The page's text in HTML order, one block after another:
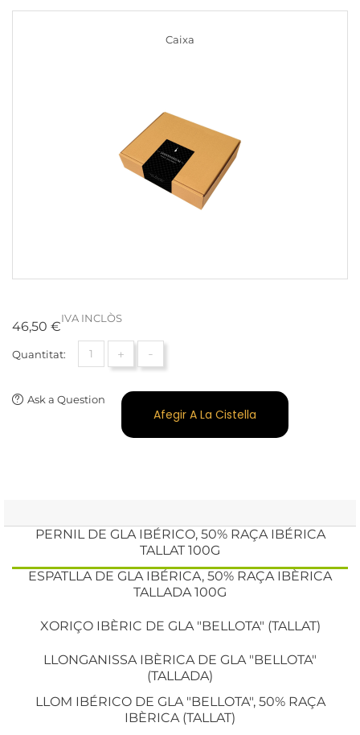
Caixa
46,50 €
IVA INCLÒS
Quantitat: + -
Ask a Question
Afegir A La Cistella
PERNIL DE GLA IBÉRICO, 50% RAÇA IBÉRICA
TALLAT 100G
ESPATLLA DE GLA IBÉRICA, 50% RAÇA IBÈRICA
TALLADA 100G
XORIÇO IBÈRIC DE GLA "BELLOTA" (TALLAT)
LLONGANISSA IBÈRICA DE GLA "BELLOTA"
(TALLADA)
LLOM IBÉRICO DE GLA "BELLOTA", 50% RAÇA
IBÈRICA (TALLAT)